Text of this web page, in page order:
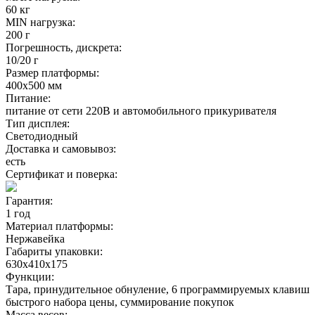
60 кг
MIN нагрузка:
200 г
Погрешность, дискрета:
10/20 г
Размер платформы:
400х500 мм
Питание:
питание от сети 220В и автомобильного прикуривателя
Тип дисплея:
Светодиодный
Доставка и самовывоз:
есть
Сертификат и поверка:
Гарантия:
1 год
Материал платформы:
Нержавейка
Габариты упаковки:
630х410х175
Функции:
Тара, принудительное обнуление, 6 программируемых клавиш
быстрого набора цены, суммирование покупок